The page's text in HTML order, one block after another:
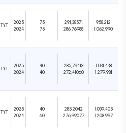
TYT
2025
2024
75
75
291,38571
286,76988
958.212
1.062.990
TYT
2025
2024
40
40
285,79413
272,41060
1.031.438
1.279.981
TYT
2025
2024
40
60
285,2042
276,99077
1.039.405
1.208.997